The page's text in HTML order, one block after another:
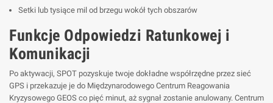
Setki lub tysiące mil od brzegu wokół tych obszarów
Funkcje Odpowiedzi Ratunkowej i
Komunikacji
Po aktywacji, SPOT pozyskuje twoje dokładne współrzędne przez sieć
GPS i przekazuje je do Międzynarodowego Centrum Reagowania
Kryzysowego GEOS co pięć minut, aż sygnał zostanie anulowany. Centrum